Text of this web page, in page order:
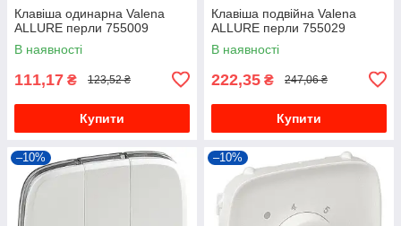
Клавіша одинарна Valena
ALLURE перли 755009
В наявності
111,17 ₴ 123,52 ₴
Купити
Клавіша подвійна Valena
ALLURE перли 755029
В наявності
222,35 ₴ 247,06 ₴
Купити
–10% –10%